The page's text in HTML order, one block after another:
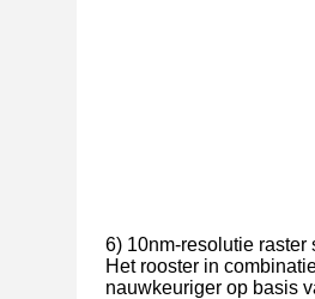
6) 10nm-resolutie
Het rooster in
nauwkeuriger op basis